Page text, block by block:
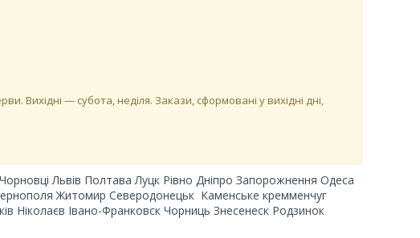
Вихідні — субота, неділя. Закази, сформовані у вихідні дні,
Львів Полтава Луцк Рівно Дніпро Запорожнення Одеса
Житомир Северодонецьк Каменське кремменчуг
Ніколаєв Івано-Франковск Чорниць Знесенеск Родзинок